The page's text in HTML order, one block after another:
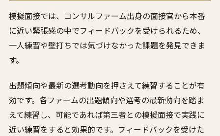
模擬面接では、コンサルファーム出身の面接官から本番
に近い緊張感の中でフィードバックを受けられるため、
一人練習や壁打ちでは気づけなかった課題を発見できま
す。
出題傾向や最新の選考動向を押さえて練習することが有
効です。各ファームの出題傾向や選考の最新動向を踏ま
えて練習し、可能であれば第三者との模擬面接で実践に
近い練習をすると効果的です。フィードバックを受けた